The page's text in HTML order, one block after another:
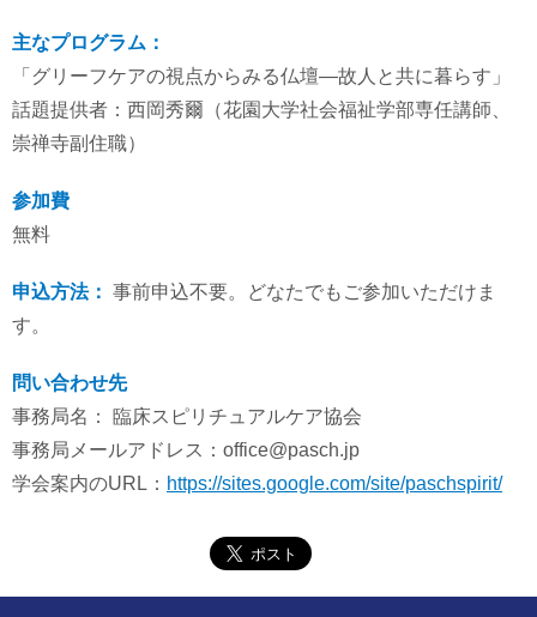
主なプログラム：
「グリーフケアの視点からみる仏壇―故人と共に暮らす」
話題提供者：西岡秀爾（花園大学社会福祉学部専任講師、
崇禅寺副住職）
参加費
無料
申込方法： 事前申込不要。どなたでもご参加いただけま
す。
問い合わせ先
事務局名： 臨床スピリチュアルケア協会
事務局メールアドレス：office@pasch.jp
学会案内のURL： https://sites.google.com/site/paschspirit/